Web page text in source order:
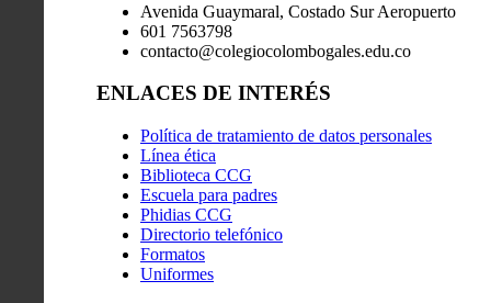
Avenida Guaymaral, Costado Sur Aeropuerto
601 7563798
contacto@colegiocolombogales.edu.co
ENLACES DE INTERÉS
Política de tratamiento de datos personales
Línea ética
Biblioteca CCG
Escuela para padres
Phidias CCG
Directorio telefónico
Formatos
Uniformes